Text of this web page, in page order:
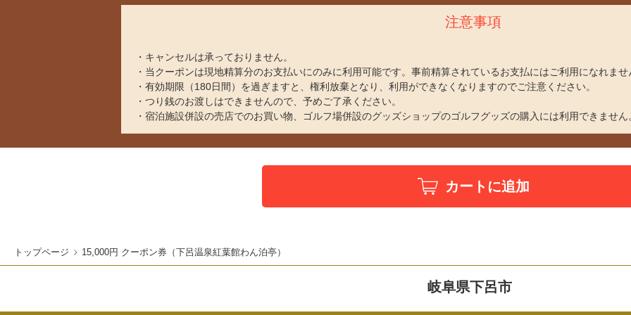
注意事項
キャンセルは承っておりません。
当クーポンは現地精算分のお支払いにのみに利用可能です。事前精算されているお支払にはご利用になれませ
有効期限（180日間）を過ぎますと、権利放棄となり、利用ができなくなりますのでご注意ください。
つり銭のお渡しはできませんので、予めご了承ください。
宿泊施設併設の売店でのお買い物、ゴルフ場併設のグッズショップのゴルフグッズの購入には利用できません
カートに追加
トップページ 15,000円 クーポン券（下呂温泉紅葉館わん泊亭）
岐阜県下呂市